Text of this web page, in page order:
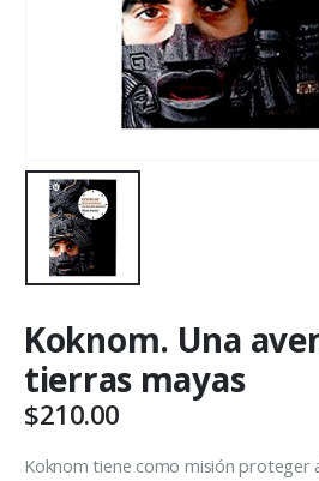
Koknom. Una
tierras mayas
$210.00
Koknom tiene como misión proteger